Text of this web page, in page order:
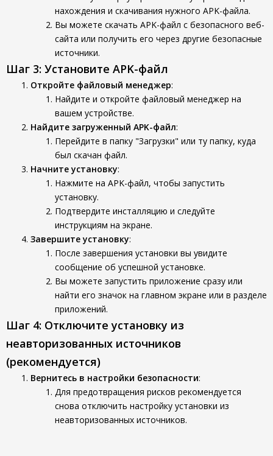
нахождения и скачивания нужного APK-файла.
Вы можете скачать APK-файл с безопасного веб-
сайта или получить его через другие безопасные
источники.
Шаг 3: Установите APK-файл
Откройте файловый менеджер:
Найдите и откройте файловый менеджер на
вашем устройстве.
Найдите загруженный APK-файл:
Перейдите в папку "Загрузки" или ту папку, куда
был скачан файл.
Начните установку:
Нажмите на APK-файл, чтобы запустить
установку.
Подтвердите инсталляцию и следуйте
инструкциям на экране.
Завершите установку:
После завершения установки вы увидите
сообщение об успешной установке.
Вы можете запустить приложение сразу или
найти его значок на главном экране или в разделе
приложений.
Шаг 4: Отключите установку из
неавторизованных источников
(рекомендуется)
Вернитесь в настройки безопасности:
Для предотвращения рисков рекомендуется
снова отключить настройку установки из
неавторизованных источников.